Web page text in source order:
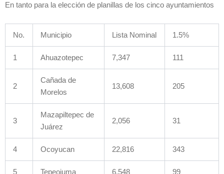
En tanto para la elección de planillas de los cinco ayuntamientos
No. Municipio Lista Nominal 1.5%
1 Ahuazotepec 7,347 111
2
Cañada de
Morelos
13,608 205
3
Mazapiltepec de
Juárez
2,056 31
4 Ocoyucan 22,816 343
5 Tepeojuma 6,548 99